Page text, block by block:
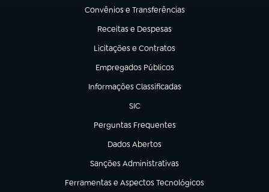
Convênios e Transferências
(abre em nova aba)
Receitas e Despesas
(abre em nova aba)
Licitações e Contratos
(abre em nova aba)
Empregados Públicos
(abre em nova aba)
Informações Classificadas
(abre em nova aba)
SIC
(abre em nova aba)
Perguntas Frequentes
(abre em nova aba)
Dados Abertos
(abre em nova aba)
Sanções Administrativas
(abre em nova aba)
Ferramentas e Aspectos Tecnológicos
(abre em nova aba)